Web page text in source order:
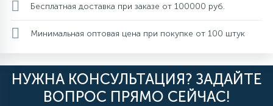
Бесплатная доставка при заказе от 100000 руб.
Минимальная оптовая цена при покупке от 100 штук
НУЖНА КОНСУЛЬТАЦИЯ? ЗАДАЙТЕ
ВОПРОС ПРЯМО СЕЙЧАС!